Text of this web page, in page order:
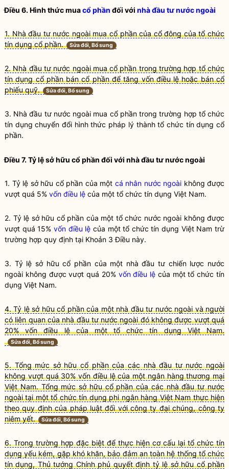
Điều 6. Hình thức muacổ phần đối với nhà đầu tư nước ngoài
1. Nhà đầu tư nước ngoài mua cổ phần của cổ đông của tổ chức
tín dụng cổ phần.
Sửa đổi, Bổ sung
2. Nhà đầu tư nước ngoài mua cổ phần trong trường hợp tổ chức
tín dụng cổ phần bán cổ phần để tăng vốn điều lệ hoặc bán cổ
phiếu quỹ.
Sửa đổi, Bổ sung
3. Nhà đầu tư nước ngoài mua cổ phần trong trường hợp tổ chức
tín dụng chuyển đổi hình thức pháp lý thành tổ chức tín dụng cổ
phần.
Điều 7. Tỷ lệsở hữu cổ phần đối với nhà đầu tư nước ngoài
1. Tỷ lệ sở hữu cổ phần của một cá nhân nước ngoài không được
vượt quá 5% vốn điều lệ của một tổ chức tín dụng Việt Nam.
2. Tỷ lệ sở hữu cổ phần của một tổ chức nước ngoài không được
vượt quá 15% vốn điều lệ của mộttổ chức tín dụng Việt Nam trừ
trường hợp quy định tại Khoản 3 Điều này.
3. Tỷ lệ sở hữu cổ phầncủa một nhà đầu tư chiến lược nước
ngoài không được vượt quá 20% vốn điều lệ của mộttổ chức tín
dụng Việt Nam.
4. Tỷ lệ sở hữu cổ phần của một nhà đầu tư nước ngoài và người
có liên quan của nhà đầu tư nước ngoài đó không được vượt quá
20% vốn điều lệ của một tổ chức tín dụng Việt Nam.
Sửa đổi, Bổ sung
5. Tổng mức sở hữu cổ phần của các nhà đầu tư nước ngoài
không vượt quá 30% vốn điều lệ của một ngân hàng thương mại
Việt Nam. Tổng mức sở hữu cổ phần của các nhà đầu tư nước
ngoài tại một tổ chức tín dụng phi ngân hàng Việt Nam thực hiện
theo quy định của pháp luật đối với công ty đại chúng, công ty
niêm yết.
Sửa đổi, Bổ sung
6. Trong trường hợp đặc biệt để thực hiện cơ cấu lại tổ chức tín
dụng yếu kém, gặp khó khăn, bảo đảm an toàn hệ thống tổ chức
tín dụng, Thủ tướng Chính phủ quyết định tỷ lệ sở hữu cổ phần